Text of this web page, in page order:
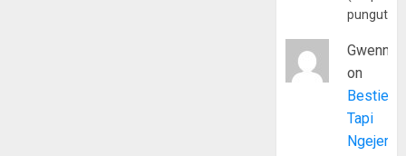
Gwenny
on
Bestie
Tapi